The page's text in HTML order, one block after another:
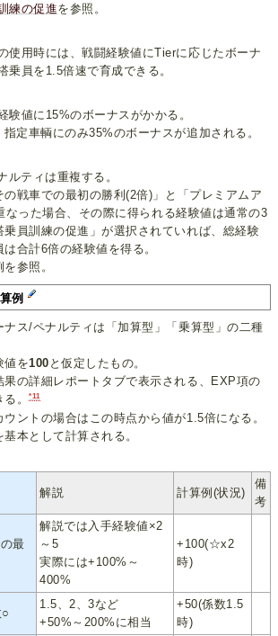
練の促進を参照。
使用時には、戦闘経験値にTierに応じたボーナ
乗員を1.5倍速で育成できる。
験値に15%のボーナスがかかる。
定車輌にのみ35%のボーナスが追加される。
ルティは重複する。
戦車での最初の勝利(2倍)」と「プレミアムア
なった場合、その際に得られる経験値は通常の3
員訓練の促進」が選択されていれば、総経験
合計6倍の経験値を得る。
参照。
算例
ス/ペナルティは「加算型」「乗算型」の二種
値を100 と仮定したもの。
果の詳細レポートタブで表示される、EXP項の
る。*11
ントの場合はこの時点から値が1.5倍になる。
本として計算される。
解説 計算例(状況)
備
考
最
解説では入手経験値×2
～5
実際には+100%～
400%
+100(☆x2
時)
1.5、2、3など
+50%～200%に相当
+50(係数1.5
時)